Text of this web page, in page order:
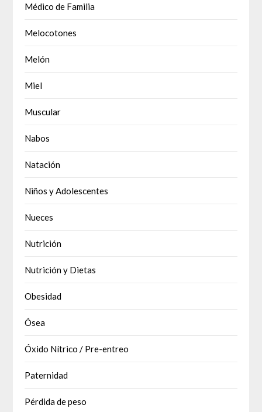
Médico de Familia
Melocotones
Melón
Miel
Muscular
Nabos
Natación
Niños y Adolescentes
Nueces
Nutrición
Nutrición y Dietas
Obesidad
Ósea
Óxido Nítrico / Pre-entreo
Paternidad
Pérdida de peso